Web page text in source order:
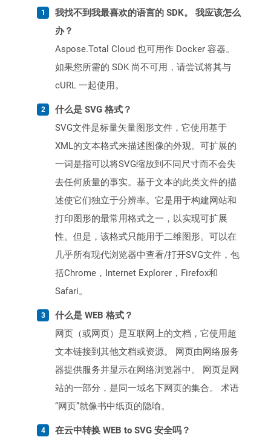
我找不到我最喜欢的语言的 SDK。 我应该怎么
办？
Aspose.Total Cloud 也可用作 Docker 容器。
如果您所需的 SDK 尚不可用，请尝试将其与
cURL 一起使用。
什么是 SVG 格式？
SVG文件是标量矢量图形文件，它使用基于
XML的文本格式来描述图像的外观。可扩展的
一词是指可以将SVG缩放到不同尺寸而不会失
去任何质量的事实。基于文本的此类文件的描
述使它们独立于分辨率。它是用于构建网站和
打印图形的最常用格式之一，以实现可扩展
性。但是，该格式只能用于二维图形。可以在
几乎所有现代浏览器中查看/打开SVG文件，包
括Chrome，Internet Explorer，Firefox和
Safari。
什么是 WEB 格式？
网页（或网页）是互联网上的文档，它使用超
文本链接到其他文档或资源。 网页由网络服务
器提供服务并显示在网络浏览器中。 网页是网
站的一部分，是同一域名下网页的集合。 术语
“网页”就像书中纸页的隐喻。
在云中转换 WEB to SVG 安全吗？